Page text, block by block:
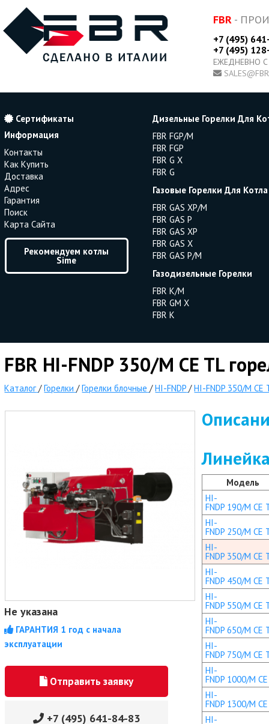
FBR -
+7 (495)
+7 (495)
ЕЖЕДНЕВНО
Сертификаты
Информация
Контакты
Как Купить
Доставка
Адрес
Гарантия
Поиск
Карта Сайта
Рекомендуем котлы
Sime
Дизельные Горелки Для
FBR FGP/M
FBR FGP
FBR G X
FBR G
Газовые Горелки Для Котла
FBR GAS XP/M
FBR GAS P
FBR GAS XP
FBR GAS X
FBR GAS P/M
Газодизельные Горелки
FBR K/M
FBR GM X
FBR K
FBR HI-FNDP 350/M CE TL
Каталог /Горелки /Горелки блочные /HI-FNDP /HI-FNDP 350/M CE
Не указана
ГАРАНТИЯ 1 год с начала
эксплуатации
Отправить заявку
+7 (495) 641-84-83
Модель
HI-
FNDP 190/M CE
HI-
FNDP 250/M CE
HI-
FNDP 350/M CE
HI-
FNDP 450/M CE
HI-
FNDP 550/M CE
HI-
FNDP 650/M CE
HI-
FNDP 750/M CE
HI-
FNDP 1000/M
HI-
FNDP 1300/M
HI-